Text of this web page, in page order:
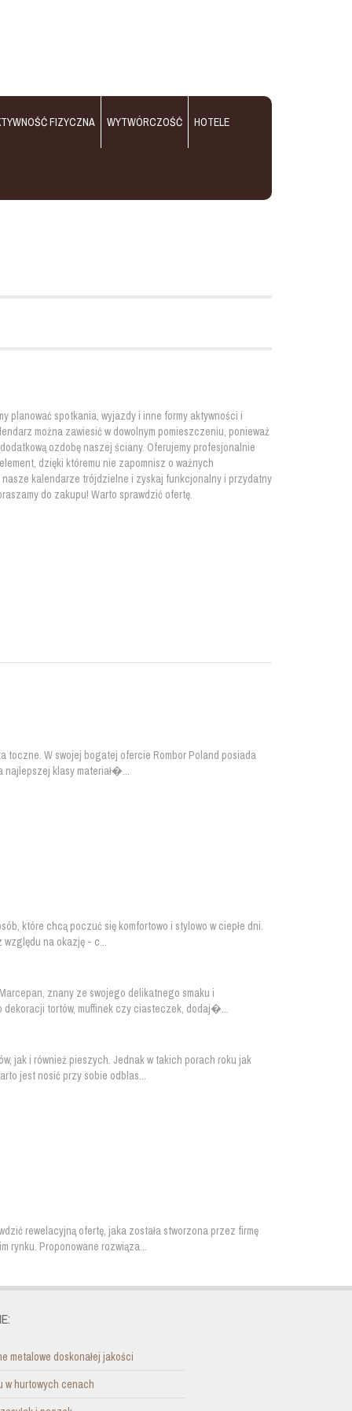
FIZYCZNA WYTWÓRCZOŚĆ HOTELE
planować spotkania, wyjazdy i inne formy aktywności i
można zawiesić w dowolnym pomieszczeniu, ponieważ
ozdobę naszej ściany. Oferujemy profesjonalnie
dzięki któremu nie zapomnisz o ważnych
kalendarze trójdzielne i zyskaj funkcjonalny i przydatny
do zakupu! Warto sprawdzić ofertę.
toczne. W swojej bogatej ofercie Rombor Poland posiada
najlepszej klasy materiał�...
które chcą poczuć się komfortowo i stylowo w ciepłe dni.
względu na okazję - c...
znany ze swojego delikatnego smaku i
dekoracji tortów, muffinek czy ciasteczek, dodaj�...
jak i również pieszych. Jednak w takich porach roku jak
jest nosić przy sobie odblas...
rewelacyjną ofertę, jaka została stworzona przez firmę
rynku. Proponowane rozwiąza...
metalowe doskonałej jakości
w hurtowych cenach